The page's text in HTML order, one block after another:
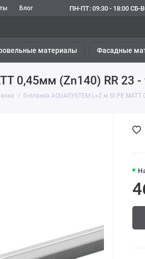
Блог ПН-ПТ: 09:30 - 18:00 СБ-
материалы Фасадные
0,45мм (Zn140) RR 23
G-планка AQUASYSTEM L=2 м St PE